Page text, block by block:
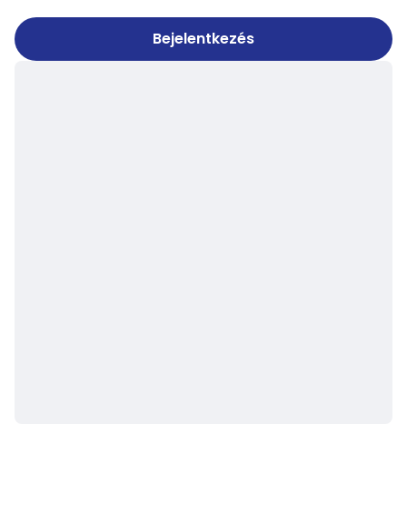
Bejelentkezés